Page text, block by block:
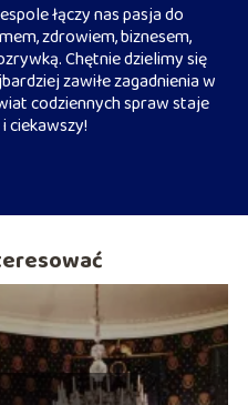
łączy nas pasja do
zdrowiem, biznesem,
Chętnie dzielimy się
zawiłe zagadnienia w
codziennych spraw staje
ciekawszy!